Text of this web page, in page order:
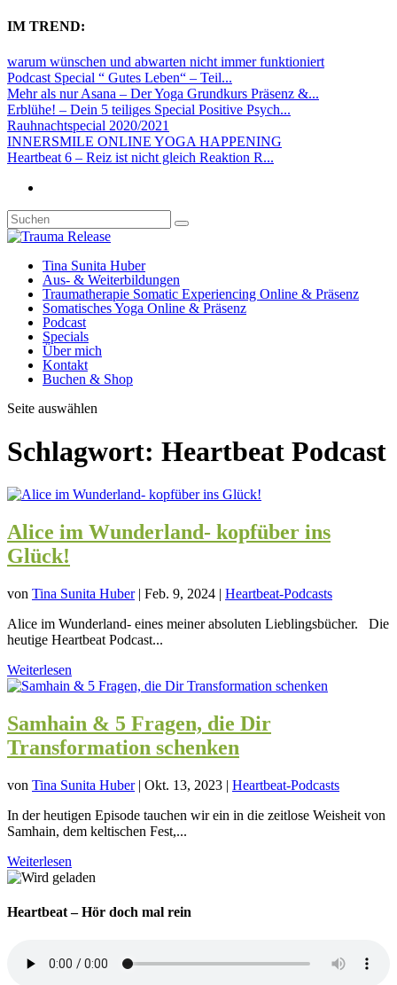
IM TREND:
warum wünschen und abwarten nicht immer funktioniert
Podcast Special “ Gutes Leben“ – Teil...
Mehr als nur Asana – Der Yoga Grundkurs Präsenz &...
Erblühe! – Dein 5 teiliges Special Positive Psych...
Rauhnachtspecial 2020/2021
INNERSMILE ONLINE YOGA HAPPENING
Heartbeat 6 – Reiz ist nicht gleich Reaktion R...
Tina Sunita Huber
Aus- & Weiterbildungen
Traumatherapie Somatic Experiencing Online & Präsenz
Somatisches Yoga Online & Präsenz
Podcast
Specials
Über mich
Kontakt
Buchen & Shop
Seite auswählen
Schlagwort: Heartbeat Podcast
Alice im Wunderland- kopfüber ins
Glück!
von Tina Sunita Huber| Feb. 9, 2024 | Heartbeat-Podcasts
Alice im Wunderland- eines meiner absoluten Lieblingsbücher. Die
heutige Heartbeat Podcast...
Weiterlesen
Samhain & 5 Fragen, die Dir
Transformation schenken
von Tina Sunita Huber| Okt. 13, 2023 | Heartbeat-Podcasts
In der heutigen Episode tauchen wir ein in die zeitlose Weisheit von
Samhain, dem keltischen Fest,...
Weiterlesen
Heartbeat – Hör doch mal rein